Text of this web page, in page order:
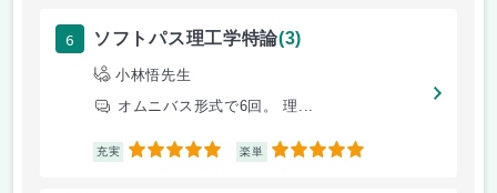
6 ソフトパス理工学特論(3)
小林悟先生
オムニバス形式で6回。 理...
充実 5 楽単 5